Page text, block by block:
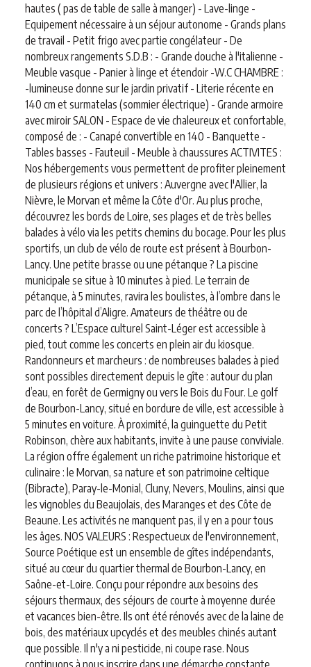
hautes ( pas de table de salle à manger) - Lave-linge -
Equipement nécessaire à un séjour autonome - Grands plans
de travail - Petit frigo avec partie congélateur - De
nombreux rangements S.D.B : - Grande douche à l'italienne -
Meuble vasque - Panier à linge et étendoir -W.C CHAMBRE :
-lumineuse donne sur le jardin privatif - Literie récente en
140 cm et surmatelas (sommier électrique) - Grande armoire
avec miroir SALON - Espace de vie chaleureux et confortable,
composé de : - Canapé convertible en 140 - Banquette -
Tables basses - Fauteuil - Meuble à chaussures ACTIVITES :
Nos hébergements vous permettent de profiter pleinement
de plusieurs régions et univers : Auvergne avec l'Allier, la
Nièvre, le Morvan et même la Côte d'Or. Au plus proche,
découvrez les bords de Loire, ses plages et de très belles
balades à vélo via les petits chemins du bocage. Pour les plus
sportifs, un club de vélo de route est présent à Bourbon-
Lancy. Une petite brasse ou une pétanque ? La piscine
municipale se situe à 10 minutes à pied. Le terrain de
pétanque, à 5 minutes, ravira les boulistes, à l’ombre dans le
parc de l’hôpital d’Aligre. Amateurs de théâtre ou de
concerts ? L’Espace culturel Saint-Léger est accessible à
pied, tout comme les concerts en plein air du kiosque.
Randonneurs et marcheurs : de nombreuses balades à pied
sont possibles directement depuis le gîte : autour du plan
d’eau, en forêt de Germigny ou vers le Bois du Four. Le golf
de Bourbon-Lancy, situé en bordure de ville, est accessible à
5 minutes en voiture. À proximité, la guinguette du Petit
Robinson, chère aux habitants, invite à une pause conviviale.
La région offre également un riche patrimoine historique et
culinaire : le Morvan, sa nature et son patrimoine celtique
(Bibracte), Paray-le-Monial, Cluny, Nevers, Moulins, ainsi que
les vignobles du Beaujolais, des Maranges et des Côte de
Beaune. Les activités ne manquent pas, il y en a pour tous
les âges. NOS VALEURS : Respectueux de l'environnement,
Source Poétique est un ensemble de gîtes indépendants,
situé au cœur du quartier thermal de Bourbon-Lancy, en
Saône-et-Loire. Conçu pour répondre aux besoins des
séjours thermaux, des séjours de courte à moyenne durée
et vacances bien-être. Ils ont été rénovés avec de la laine de
bois, des matériaux upcyclés et des meubles chinés autant
que possible. Il n'y a ni pesticide, ni coupe rase. Nous
continuons à nous inscrire dans une démarche constante